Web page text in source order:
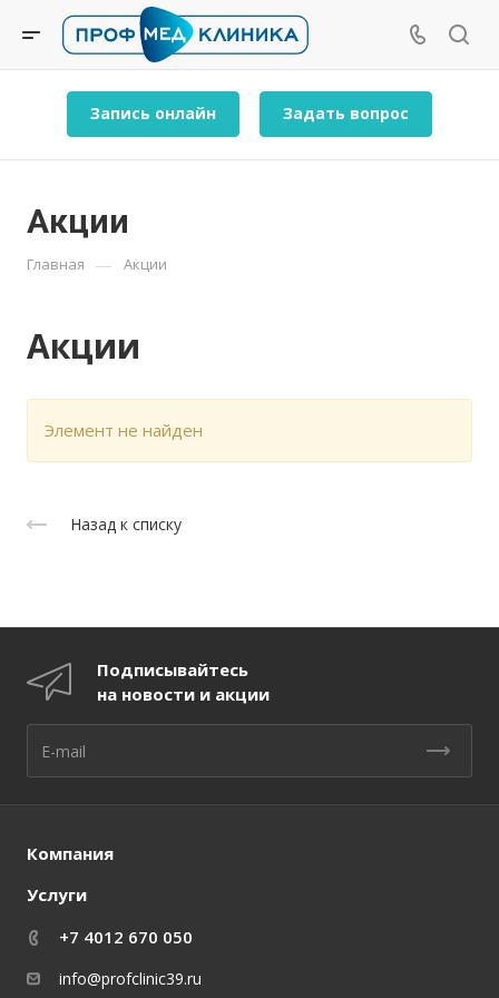
Запись онлайн Задать вопрос
Акции
Главная — Акции
Акции
Элемент не найден
Назад к списку
Подписывайтесь
на новости и акции
Компания
Услуги
+7 4012 670 050
info@profclinic39.ru